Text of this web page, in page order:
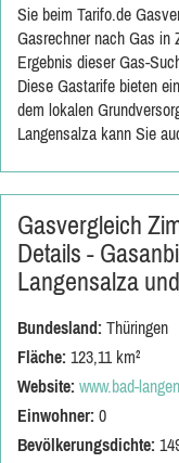
Sie beim Tarifo.de
Gasrechner nach Gas in
Ergebnis dieser Gas-
Diese Gastarife bieten
dem lokalen
Langensalza kann Sie
Gasvergleich
Details -
Langensalza
Bundesland: Thüringen
Fläche: 123,11 km²
Website: www.bad-
Einwohner: 0
Bevölkerungsdichte: